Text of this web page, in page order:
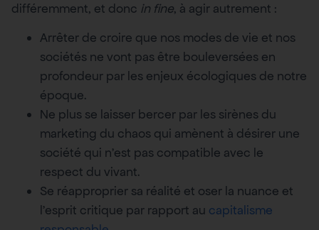
différemment, et donc in fine, à agir autrement :
Arrêter de croire que nos modes de vie et nos
sociétés ne vont pas être bouleversées en
profondeur par les enjeux écologiques de notre
époque.
Ne plus se laisser bercer par les sirènes du
marketing du chaos qui amènent à désirer une
société qui n’est pas compatible avec le
respect du vivant.
Se réapproprier sa réalité et oser la nuance et
l’esprit critique par rapport au capitalisme